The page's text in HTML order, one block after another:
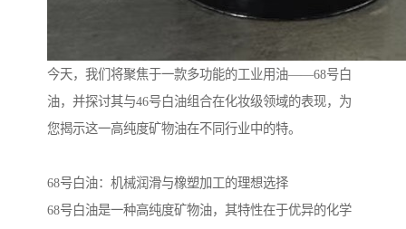
今天，我们将聚焦于一款多功能的工业用油——68号白
油，并探讨其与46号白油组合在化妆级领域的表现，为
您揭示这一高纯度矿物油在不同行业中的特。
68号白油：机械润滑与橡塑加工的理想选择
68号白油是一种高纯度矿物油，其特性在于优异的化学